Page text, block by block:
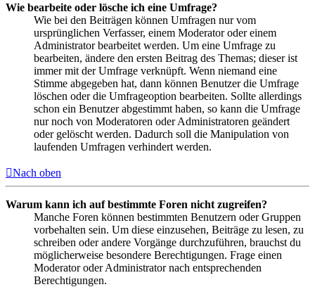
Wie bearbeite oder lösche ich eine Umfrage?
Wie bei den Beiträgen können Umfragen nur vom
ursprünglichen Verfasser, einem Moderator oder einem
Administrator bearbeitet werden. Um eine Umfrage zu
bearbeiten, ändere den ersten Beitrag des Themas; dieser ist
immer mit der Umfrage verknüpft. Wenn niemand eine
Stimme abgegeben hat, dann können Benutzer die Umfrage
löschen oder die Umfrageoption bearbeiten. Sollte allerdings
schon ein Benutzer abgestimmt haben, so kann die Umfrage
nur noch von Moderatoren oder Administratoren geändert
oder gelöscht werden. Dadurch soll die Manipulation von
laufenden Umfragen verhindert werden.
Nach oben
Warum kann ich auf bestimmte Foren nicht zugreifen?
Manche Foren können bestimmten Benutzern oder Gruppen
vorbehalten sein. Um diese einzusehen, Beiträge zu lesen, zu
schreiben oder andere Vorgänge durchzuführen, brauchst du
möglicherweise besondere Berechtigungen. Frage einen
Moderator oder Administrator nach entsprechenden
Berechtigungen.